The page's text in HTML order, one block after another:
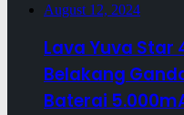
August 12, 2024
Lava Yuva Star
Belakang
Baterai